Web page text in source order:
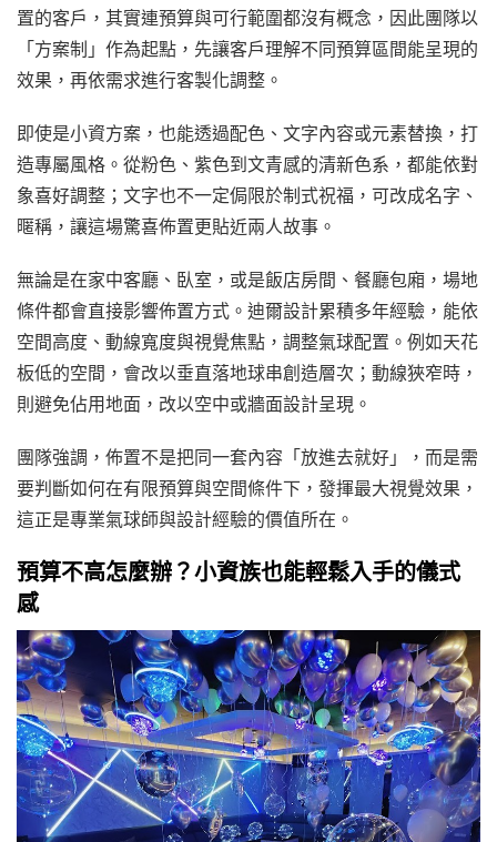
置的客戶，其實連預算與可行範圍都沒有概念，因此團隊以
「方案制」作為起點，先讓客戶理解不同預算區間能呈現的
效果，再依需求進行客製化調整。
即使是小資方案，也能透過配色、文字內容或元素替換，打
造專屬風格。從粉色、紫色到文青感的清新色系，都能依對
象喜好調整；文字也不一定侷限於制式祝福，可改成名字、
暱稱，讓這場驚喜佈置更貼近兩人故事。
無論是在家中客廳、臥室，或是飯店房間、餐廳包廂，場地
條件都會直接影響佈置方式。迪爾設計累積多年經驗，能依
空間高度、動線寬度與視覺焦點，調整氣球配置。例如天花
板低的空間，會改以垂直落地球串創造層次；動線狹窄時，
則避免佔用地面，改以空中或牆面設計呈現。
團隊強調，佈置不是把同一套內容「放進去就好」，而是需
要判斷如何在有限預算與空間條件下，發揮最大視覺效果，
這正是專業氣球師與設計經驗的價值所在。
預算不高怎麼辦？小資族也能輕鬆入手的儀式
感